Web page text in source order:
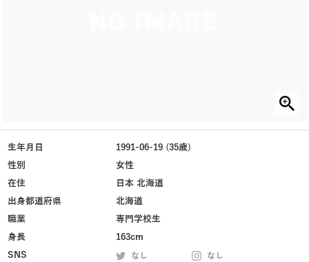
生年月日
1991-06-19 (35歳)
性別
女性
在住
日本 北海道
出身都道府県
北海道
職業
専門学校生
身長
163cm
SNS
なし
なし